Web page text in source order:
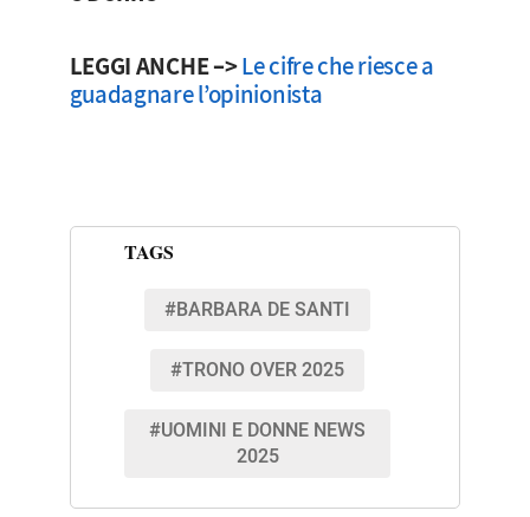
LEGGI ANCHE –>Le cifre che riesce a
guadagnare l’opinionista
TAGS
#BARBARA DE SANTI
#TRONO OVER 2025
#UOMINI E DONNE NEWS
2025